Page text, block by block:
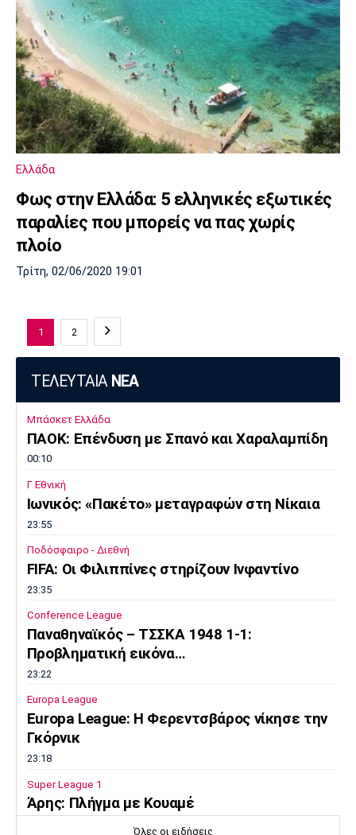
Ελλάδα
Φως στην Ελλάδα: 5 ελληνικές εξωτικές
παραλίες που μπορείς να πας χωρίς
πλοίο
Τρίτη, 02/06/2020 19:01
1 2
ΤΕΛΕΥΤΑΙΑ ΝΕΑ
Μπάσκετ Ελλάδα
ΠΑΟΚ: Επένδυση με Σπανό και Χαραλαμπίδη
00:10
Γ Εθνική
Ιωνικός: «Πακέτο» μεταγραφών στη Νίκαια
23:55
Ποδόσφαιρο - Διεθνή
FIFA: Οι Φιλιππίνες στηρίζουν Ινφαντίνο
23:35
Conference League
Παναθηναϊκός – ΤΣΣΚΑ 1948 1-1:
Προβληματική εικόνα…
23:22
Europa League
Europa League: Η Φερεντσβάρος νίκησε την
Γκόρνικ
23:18
Super League 1
Άρης: Πλήγμα με Κουαμέ
Όλες οι ειδήσεις